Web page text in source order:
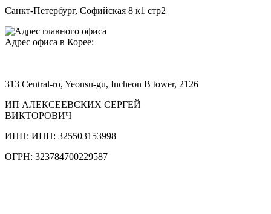
Санкт-Петербург, Софийская 8 к1 стр2
Адрес офиса в Корее:
313 Central-ro, Yeonsu-gu, Incheon B tower, 2126
ИП АЛЕКСЕЕВСКИХ СЕРГЕЙ
ВИКТОРОВИЧ
ИНН: ИНН: 325503153998
ОГРН: 323784700229587